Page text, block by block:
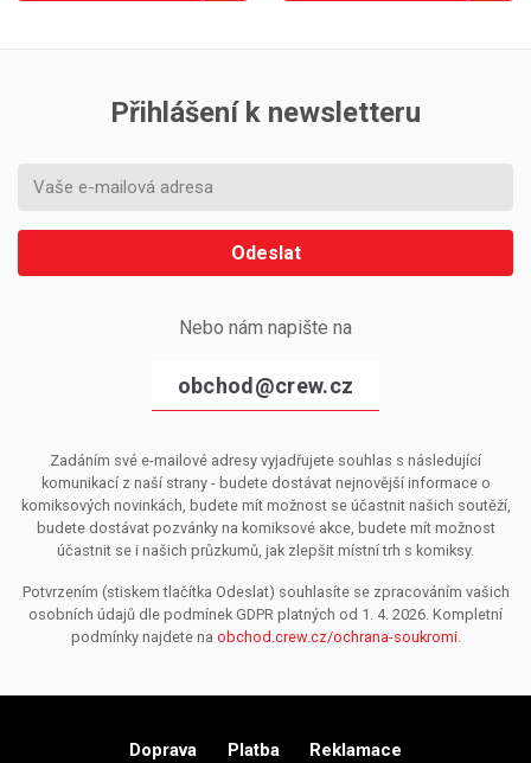
Přihlášení k newsletteru
Odeslat
Nebo nám napište na
obchod@crew.cz
Zadáním své e-mailové adresy vyjadřujete souhlas s následující
komunikací z naší strany - budete dostávat nejnovější informace o
komiksových novinkách, budete mít možnost se účastnit našich soutěží,
budete dostávat pozvánky na komiksové akce, budete mít možnost
účastnit se i našich průzkumů, jak zlepšit místní trh s komiksy.
Potvrzením (stiskem tlačítka Odeslat) souhlasíte se zpracováním vašich
osobních údajů dle podmínek GDPR platných od 1. 4. 2026. Kompletní
podmínky najdete na obchod.crew.cz/ochrana-soukromi.
Doprava Platba
Reklamace